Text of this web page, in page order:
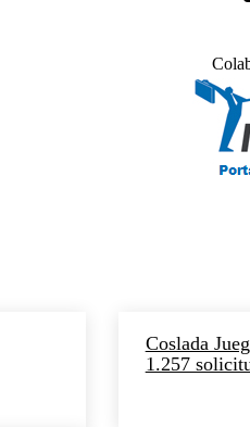
Coslada
1.257